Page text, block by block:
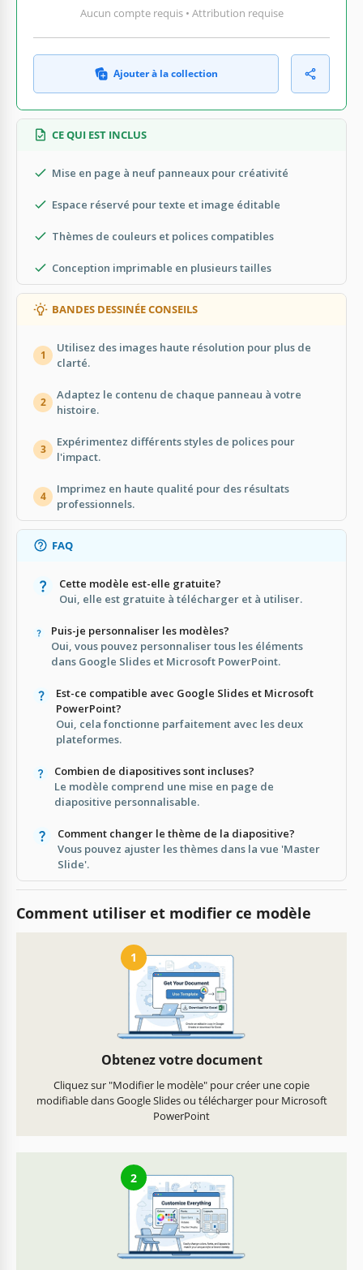
Aucun compte requis • Attribution requise
Ajouter à la collection
CE QUI EST INCLUS
Mise en page à neuf panneaux pour créativité
Espace réservé pour texte et image éditable
Thèmes de couleurs et polices compatibles
Conception imprimable en plusieurs tailles
BANDES DESSINÉE CONSEILS
1
Utilisez des images haute résolution pour plus de
clarté.
2
Adaptez le contenu de chaque panneau à votre
histoire.
3
Expérimentez différents styles de polices pour
l'impact.
4
Imprimez en haute qualité pour des résultats
professionnels.
FAQ
Cette modèle est-elle gratuite?
Oui, elle est gratuite à télécharger et à utiliser.
Puis-je personnaliser les modèles?
Oui, vous pouvez personnaliser tous les éléments
dans Google Slides et Microsoft PowerPoint.
Est-ce compatible avec Google Slides et Microsoft
PowerPoint?
Oui, cela fonctionne parfaitement avec les deux
plateformes.
Combien de diapositives sont incluses?
Le modèle comprend une mise en page de
diapositive personnalisable.
Comment changer le thème de la diapositive?
Vous pouvez ajuster les thèmes dans la vue 'Master
Slide'.
Comment utiliser et modifier ce modèle
1
Obtenez votre document
Cliquez sur "Modifier le modèle" pour créer une copie
modifiable dans Google Slides ou télécharger pour Microsoft
PowerPoint
2